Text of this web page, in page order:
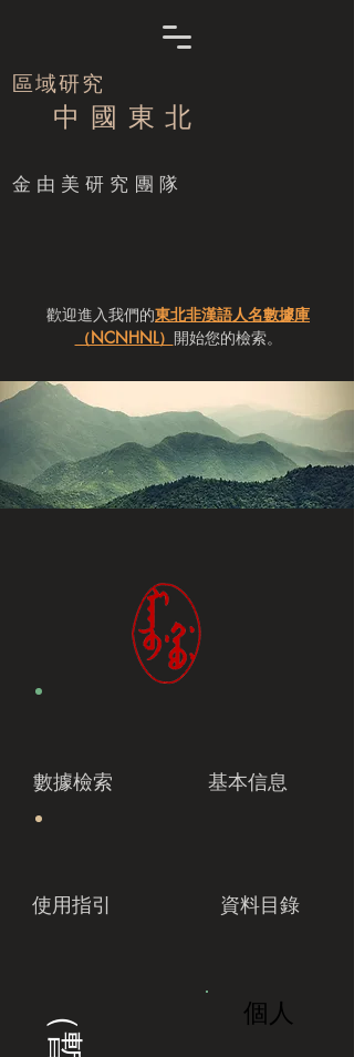
區域研究
中 國 東 北
​金由美研究團隊
歡迎進入我們的東北非漢語人名數據庫
（NCNHNL） 開始您的檢索。
數據檢索 基本信息
使用指引 資料目錄
個人